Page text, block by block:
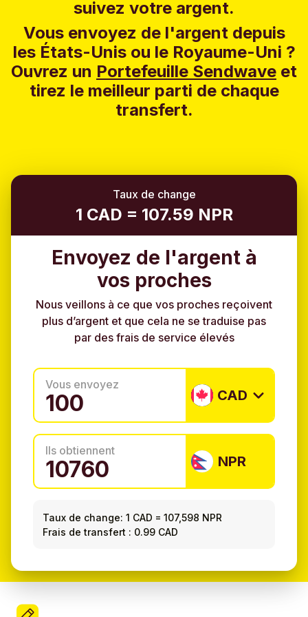
suivez votre argent.
Vous envoyez de l'argent depuis
les États-Unis ou le Royaume-Uni ?
Ouvrez un Portefeuille Sendwave et
tirez le meilleur parti de chaque
transfert.
Taux de change
1 CAD = 107.59 NPR
Envoyez de l'argent à
vos proches
Nous veillons à ce que vos proches reçoivent
plus d’argent et que cela ne se traduise pas
par des frais de service élevés
Vous envoyez
CAD
Ils obtiennent
NPR
Taux de change: 1 CAD =107,598 NPR
Frais de transfert : 0.99 CAD